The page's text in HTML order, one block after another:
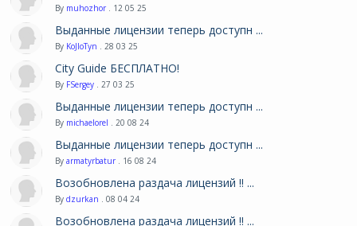
By muhozhor . 12 05 25
Выданные лицензии теперь доступн ...
By KoJIoTyn . 28 03 25
City Guide БЕСПЛАТНО!
By FSergey . 27 03 25
Выданные лицензии теперь доступн ...
By michaelorel . 20 08 24
Выданные лицензии теперь доступн ...
By armatyrbatur . 16 08 24
Возобновлена раздача лицензий !! ...
By dzurkan . 08 04 24
Возобновлена раздача лицензий !! ...